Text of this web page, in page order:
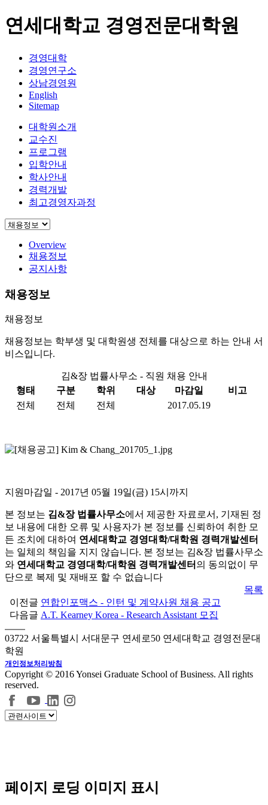
연세대학교 경영전문대학원
경영대학
경영연구소
상남경영원
English
Sitemap
대학원소개
교수진
프로그램
입학안내
학사안내
경력개발
최고경영자과정
Overview
채용정보
공지사항
채용정보
채용정보
채용정보는 학부생 및 대학원생 전체를 대상으로 하는 안내 서
비스입니다.
김&장 법률사무소 - 직원 채용 안내
형태
구분 학위 대상 마감일
비고
전체
전체 전체 2017.05.19
지원마감일 - 2017년 05월 19일(금) 15시까지
본 정보는 김&장 법률사무소에서 제공한 자료로서, 기재된 정
보 내용에 대한 오류 및 사용자가 본 정보를 신뢰하여 취한 모
든 조치에 대하여 연세대학교 경영대학/대학원 경력개발센터
는 일체의 책임을 지지 않습니다. 본 정보는 김&장 법률사무소
와 연세대학교 경영대학/대학원 경력개발센터 의 동의없이 무
단으로 복제 및 재배포 할 수 없습니다
목록
이전글 연합인포맥스 - 인턴 및 계약사원 채용 공고
다음글 A.T. Kearney Korea - Research Assistant 모집
03722 서울특별시 서대문구 연세로50 연세대학교 경영전문대
학원
개인정보처리방침
Copyright © 2016 Yonsei Graduate School of Business. All rights
reserved.
페이지 로딩 이미지 표시